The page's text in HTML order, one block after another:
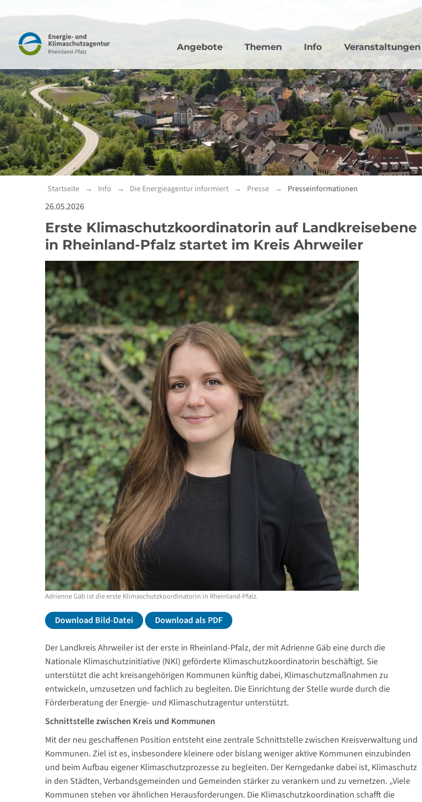
Navigation Hauptnavigation
Angebote Themen Info Veranstaltungen
Startseite Info Die Energieagentur informiert Presse Presseinformationen
26.05.2026
Erste Klimaschutzkoordinatorin auf Landkreisebene
in Rheinland-Pfalz startet im Kreis Ahrweiler
Adrienne Gäb ist die erste Klimaschutzkoordinatorin in Rheinland-Pfalz.
Download Bild-Datei Download als PDF
Der Landkreis Ahrweiler ist der erste in Rheinland-Pfalz, der mit Adrienne Gäb eine durch die
Nationale Klimaschutzinitiative (NKI) geförderte Klimaschutzkoordinatorin beschäftigt. Sie
unterstützt die acht kreisangehörigen Kommunen künftig dabei, Klimaschutzmaßnahmen zu
entwickeln, umzusetzen und fachlich zu begleiten. Die Einrichtung der Stelle wurde durch die
Förderberatung der Energie- und Klimaschutzagentur unterstützt.
Schnittstelle zwischen Kreis und Kommunen
Mit der neu geschaffenen Position entsteht eine zentrale Schnittstelle zwischen Kreisverwaltung und
Kommunen. Ziel ist es, insbesondere kleinere oder bislang weniger aktive Kommunen einzubinden
und beim Aufbau eigener Klimaschutzprozesse zu begleiten. Der Kerngedanke dabei ist, Klimaschutz
in den Städten, Verbandsgemeinden und Gemeinden stärker zu verankern und zu vernetzen. „Viele
Kommunen stehen vor ähnlichen Herausforderungen. Die Klimaschutzkoordination schafft die